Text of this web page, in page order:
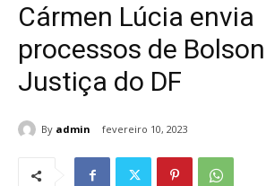
Cármen Lúcia envia
processos de
Justiça do DF
By admin fevereiro 10, 2023